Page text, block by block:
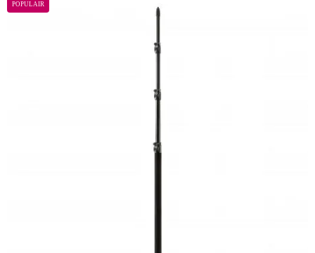
POPULAIR